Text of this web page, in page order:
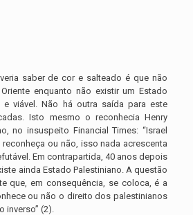
saber de cor e salteado é que não
enquanto não existir um Estado
e viável. Não há outra saída para este
Isto mesmo o reconhecia Henry
no insuspeito Financial Times: “Israel
ou não, isso nada acrescenta
Em contrapartida, 40 anos depois
ainda Estado Palestiniano. A questão
que, em consequência, se coloca, é a
ou não o direito dos palestinianos
inverso” (2).